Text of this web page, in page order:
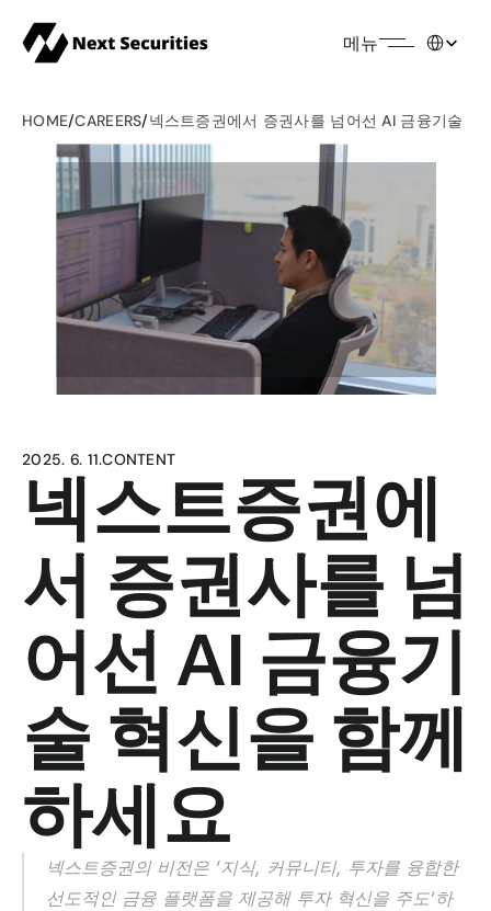
메뉴
HOME/CAREERS/넥스트증권에서 증권사를 넘어선 AI 금융기술
2025. 6. 11.CONTENT
넥스트증권에
서 증권사를 넘
어선 AI 금융기
술 혁신을 함께
하세요
넥스트증권의 비전은 ‘지식, 커뮤니티, 투자를 융합한
선도적인 금융 플랫폼을 제공해 투자 혁신을 주도’하